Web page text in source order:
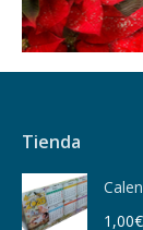
Tienda
1,00€